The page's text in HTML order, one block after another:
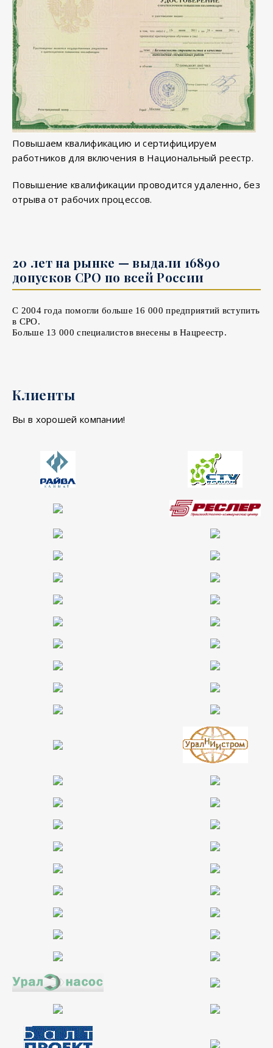
Повышаем квалификацию и сертифицируем
работников для включения в Национальный реестр.
Повышение квалификации проводится удаленно, без
отрыва от рабочих процессов.
20 лет на рынке — выдали 16890
допусков СРО по всей России
С 2004 года помогли больше 16 000 предприятий вступить
в СРО.
Больше 13 000 специалистов внесены в Нацреестр.
Клиенты
Вы в хорошей компании!